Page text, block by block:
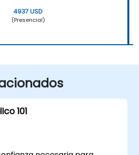
4937 USD
(Presencial)
101